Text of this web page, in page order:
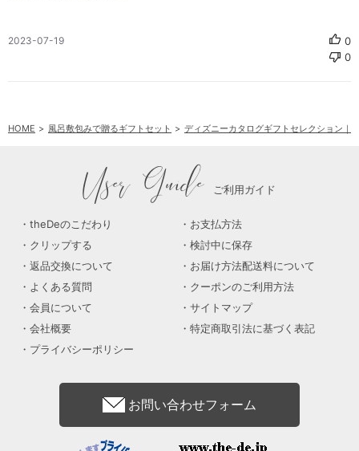
公
2023-07-19
0
0
HOME 風呂敷包みで贈るギフトセット ディズニーカタログギフトセレクション｜
User Guide ご利用ガイド
theDeのこだわり
お支払方法
クリップする
検討中に保存
返品交換について
お届け方法配送料について
よくある質問
クーポンのご利用方法
会員について
サイトマップ
会社概要
特定商取引法に基づく表記
プライバシーポリシー
お問い合わせフォーム